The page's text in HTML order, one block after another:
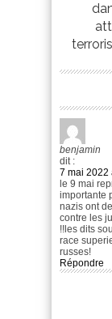
benjamin
dit :
7 mai 2022
le 9 mai
importante
nazis ont
contre les
!!les dits
race
russes!
Répondre